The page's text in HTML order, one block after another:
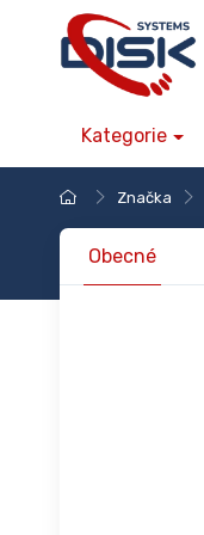
Kategorie
Značka
Obecné